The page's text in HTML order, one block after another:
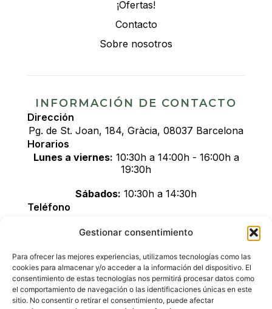
Gestionar consentimiento
Para ofrecer las mejores experiencias, utilizamos tecnologías como las
cookies para almacenar y/o acceder a la información del dispositivo. El
consentimiento de estas tecnologías nos permitirá procesar datos como
el comportamiento de navegación o las identificaciones únicas en este
sitio. No consentir o retirar el consentimiento, puede afectar
¡Ofertas!
Contacto
Sobre nosotros
INFORMACIÓN DE CONTACTO
Dirección
Pg. de St. Joan, 184, Gràcia, 08037 Barcelona
Horarios
Lunes a viernes: 10:30h a 14:00h - 16:00h a
19:30h
Sábados: 10:30h a 14:30h
Teléfono
Correo electrónico
Cómo llegar